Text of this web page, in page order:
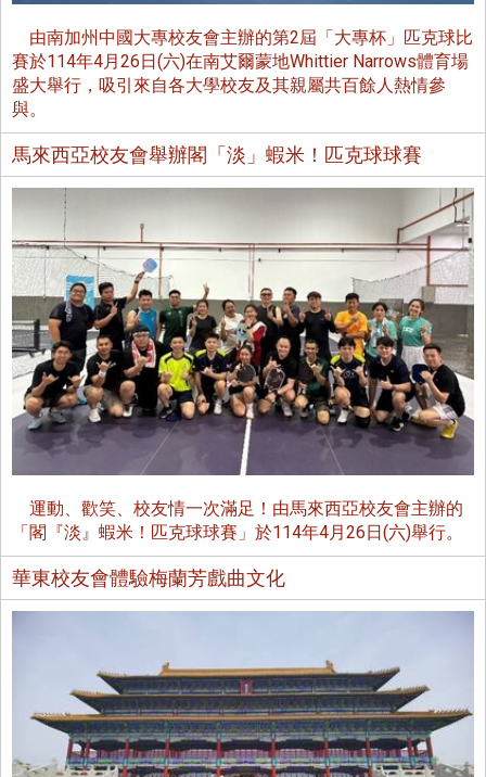
由南加州中國大專校友會主辦的第2屆「大專杯」匹克球比
賽於114年4月26日(六)在南艾爾蒙地Whittier Narrows體育場
盛大舉行，吸引來自各大學校友及其親屬共百餘人熱情參
與。
馬來西亞校友會舉辦閣「淡」蝦米！匹克球球賽
運動、歡笑、校友情一次滿足！由馬來西亞校友會主辦的
「閣『淡』蝦米！匹克球球賽」於114年4月26日(六)舉行。
華東校友會體驗梅蘭芳戲曲文化